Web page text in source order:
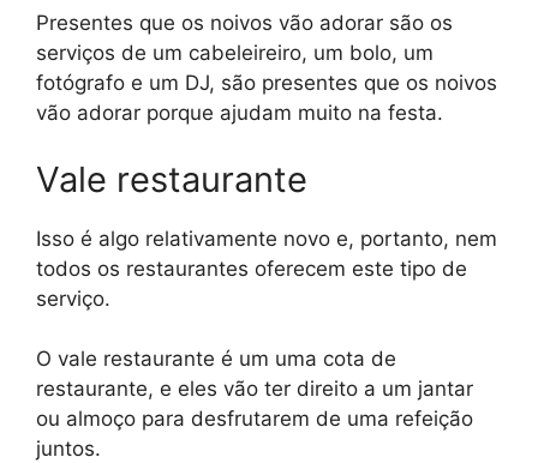
Presentes que os noivos vão adorar são os
serviços de um cabeleireiro, um bolo, um
fotógrafo e um DJ, são presentes que os noivos
vão adorar porque ajudam muito na festa.
Vale restaurante
Isso é algo relativamente novo e, portanto, nem
todos os restaurantes oferecem este tipo de
serviço.
O vale restaurante é um uma cota de
restaurante, e eles vão ter direito a um jantar
ou almoço para desfrutarem de uma refeição
juntos.